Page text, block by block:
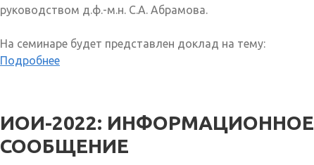
руководством д.ф.-м.н. С.А. Абрамова.
На семинаре будет представлен доклад на тему:
Подробнее
ИОИ-2022: ИНФОРМАЦИОННОЕ
СООБЩЕНИЕ